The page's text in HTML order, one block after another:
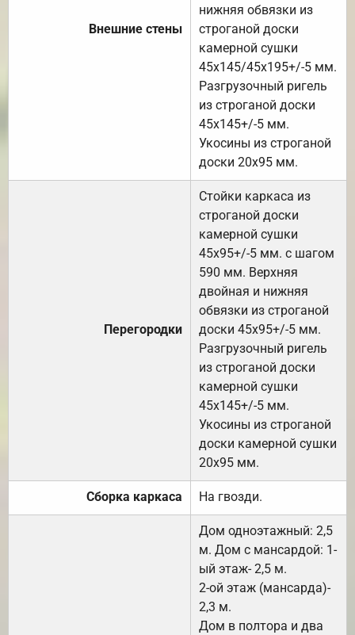
Внешние стены
нижняя обвязки из
строганой доски
камерной сушки
45х145/45х195+/-5 мм.
Разгрузочный ригель
из строганой доски
45х145+/-5 мм.
Укосины из строганой
доски 20х95 мм.
Перегородки
Стойки каркаса из
строганой доски
камерной сушки
45х95+/-5 мм. с шагом
590 мм. Верхняя
двойная и нижняя
обвязки из строганой
доски 45х95+/-5 мм.
Разгрузочный ригель
из строганой доски
камерной сушки
45х145+/-5 мм.
Укосины из строганой
доски камерной сушки
20х95 мм.
Сборка каркаса На гвозди.
Дом одноэтажный: 2,5
м. Дом с мансардой: 1-
ый этаж- 2,5 м.
2-ой этаж (мансарда)-
2,3 м.
Дом в полтора и два